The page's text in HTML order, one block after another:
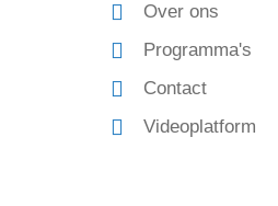
Over ons
Programma's
Contact
Videoplatform